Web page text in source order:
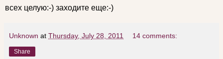
всех целую:-) заходите еще:-)
Unknown at Thursday, July 28, 2011 14 comments:
Share